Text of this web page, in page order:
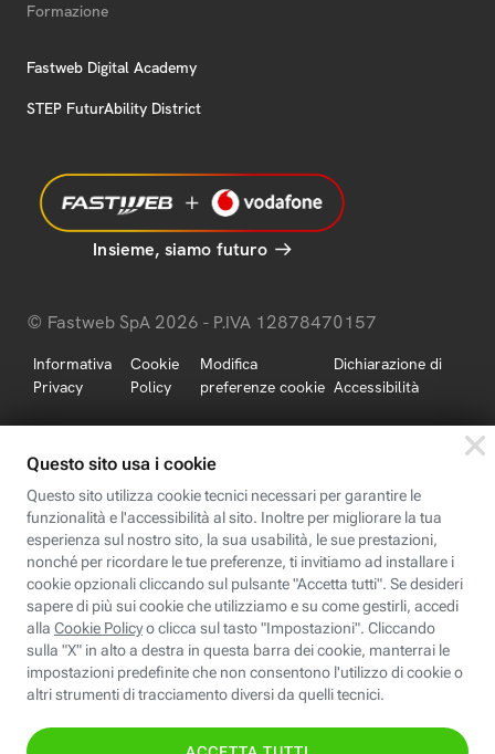
Formazione
Fastweb Digital Academy
STEP FuturAbility District
Insieme, siamo futuro
© Fastweb SpA 2026 - P.IVA 12878470157
Informativa
Privacy
Cookie
Policy
Modifica
preferenze cookie
Dichiarazione di
Accessibilità